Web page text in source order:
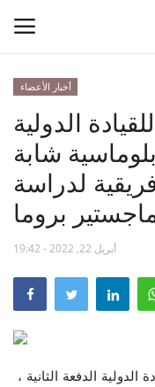
الصفحة الرئيسية
مدرسة الطليعة الوطنية
منتدى ناصر الدولي
حركة ناصر الشبابية
مصر
أخبار الأعضاء
الدولية
شابة
لدراسة
بروما
أبريل 22, 2022 - 19:42
الدفعة الثانية ،